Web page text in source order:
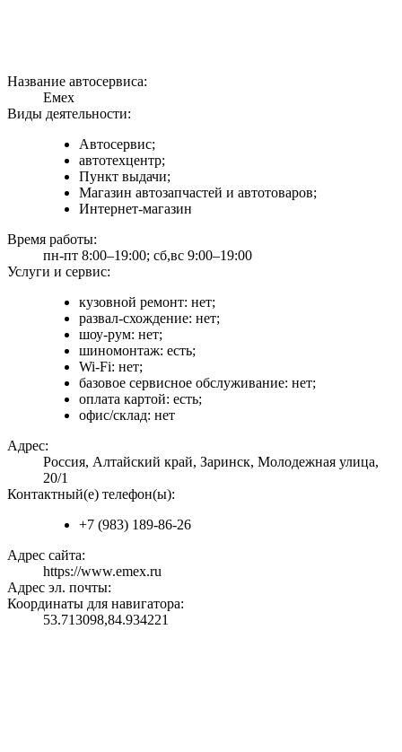
Название автосервиса:
Емех
Виды деятельности:
Автосервис;
автотехцентр;
Пункт выдачи;
Магазин автозапчастей и автотоваров;
Интернет-магазин
Время работы:
пн-пт 8:00–19:00; сб,вс 9:00–19:00
Услуги и сервис:
кузовной ремонт: нет;
развал-схождение: нет;
шоу-рум: нет;
шиномонтаж: есть;
Wi-Fi: нет;
базовое сервисное обслуживание: нет;
оплата картой: есть;
офис/склад: нет
Адрес:
Россия, Алтайский край, Заринск, Молодежная улица,
20/1
Контактный(е) телефон(ы):
+7 (983) 189-86-26
Адрес сайта:
https://www.emex.ru
Адрес эл. почты:
Координаты для навигатора:
53.713098,84.934221